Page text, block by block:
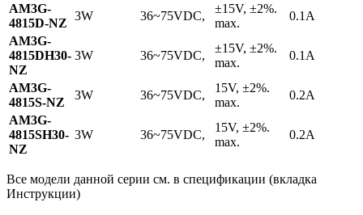
AM3G-
4815D-NZ
3W 36~75VDC,
±15V, ±2%.
max.
0.1A
AM3G-
4815DH30-
NZ
3W 36~75VDC,
±15V, ±2%.
max.
0.1A
AM3G-
4815S-NZ
3W 36~75VDC,
15V, ±2%.
max.
0.2A
AM3G-
4815SH30-
NZ
3W 36~75VDC,
15V, ±2%.
max.
0.2A
Все модели данной серии см. в спецификации (вкладка
Инструкции)